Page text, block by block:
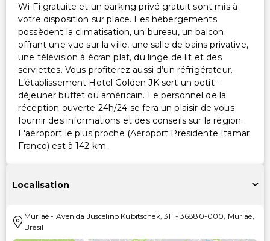
Wi-Fi gratuite et un parking privé gratuit sont mis à
votre disposition sur place. Les hébergements
possèdent la climatisation, un bureau, un balcon
offrant une vue sur la ville, une salle de bains privative,
une télévision à écran plat, du linge de lit et des
serviettes. Vous profiterez aussi d’un réfrigérateur.
L’établissement Hotel Golden JK sert un petit-
déjeuner buffet ou américain. Le personnel de la
réception ouverte 24h/24 se fera un plaisir de vous
fournir des informations et des conseils sur la région.
L'aéroport le plus proche (Aéroport Presidente Itamar
Franco) est à 142 km.
Localisation
Muriaé - Avenida Juscelino Kubitschek, 311 - 36880-000, Muriaé,
Brésil